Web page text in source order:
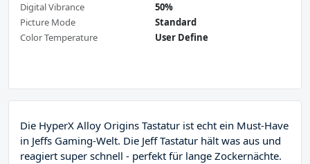
Digital Vibrance
50%
Picture Mode
Standard
Color Temperature
User Define
Die HyperX Alloy Origins Tastatur ist echt ein Must-Have
in Jeffs Gaming-Welt. Die Jeff Tastatur hält was aus und
reagiert super schnell - perfekt für lange Zockernächte.